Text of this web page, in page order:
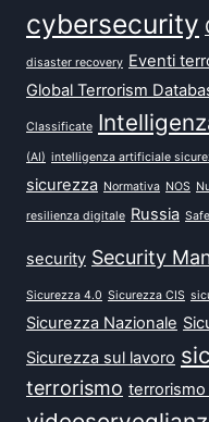
cybersecurity
disaster recovery Eventi
Global Terrorism
Classificate
(AI) intelligenza artificiale
sicurezza Normativa NOS
resilienza digitale Russia
security Security
Sicurezza 4.0 Sicurezza CIS
Sicurezza Nazionale
Sicurezza sul lavoro
terrorismo